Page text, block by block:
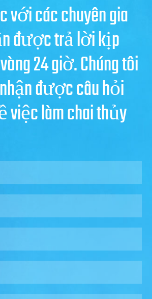
với các chuyên gia
được trả lời kịp
24 giờ. Chúng tôi
được câu hỏi
việc làm chai thủy